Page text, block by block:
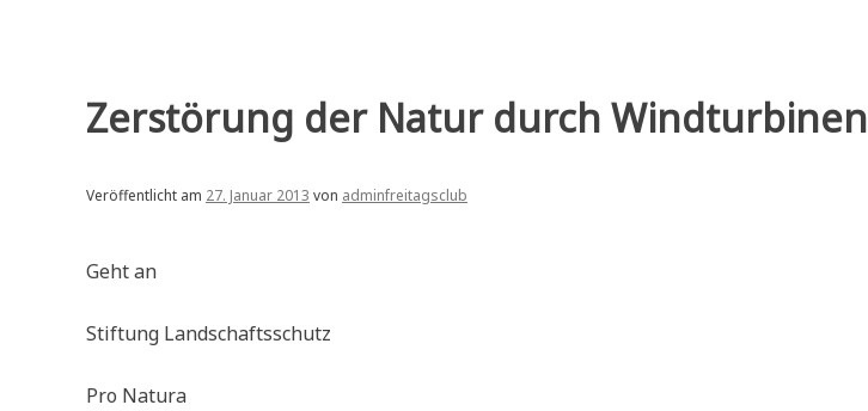
Zerstörung der Natur durch Windturbinen
Veröffentlicht am 27. Januar 2013 von adminfreitagsclub
Geht an
Stiftung Landschaftsschutz
Pro Natura